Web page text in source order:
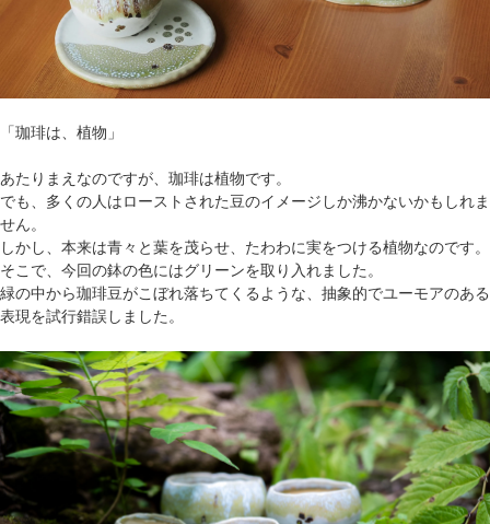
「珈琲は、植物」
あたりまえなのですが、珈琲は植物です。
でも、多くの人はローストされた豆のイメージしか沸かないかもしれま
せん。
しかし、本来は青々と葉を茂らせ、たわわに実をつける植物なのです。
そこで、今回の鉢の色にはグリーンを取り入れました。
緑の中から珈琲豆がこぼれ落ちてくるような、抽象的でユーモアのある
表現を試行錯誤しました。